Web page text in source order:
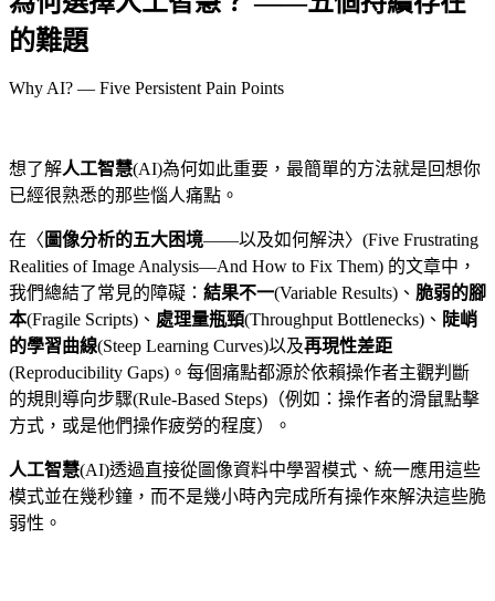
的難題
Why AI? — Five Persistent Pain Points
想了解人工智慧(AI)為何如此重要，最簡單的方法就是回想你
已經很熟悉的那些惱人痛點。
在〈 圖像分析的五大困境——以及如何解決〉(Five Frustrating
Realities of Image Analysis—And How to Fix Them) 的文章中，
我們總結了常見的障礙： 結果不一(Variable Results)、 脆弱的腳
本(Fragile Scripts)、 處理量瓶頸(Throughput Bottlenecks)、 陡峭
的學習曲線(Steep Learning Curves)以及再現性差距
(Reproducibility Gaps)。每個痛點都源於依賴操作者主觀判斷
的規則導向步驟(Rule-Based Steps) （例如：操作者的滑鼠點擊
方式，或是他們操作疲勞的程度）。
人工智慧(AI)透過直接從圖像資料中學習模式、統一應用這些
模式並在幾秒鐘，而不是幾小時內完成所有操作來解決這些脆
弱性。